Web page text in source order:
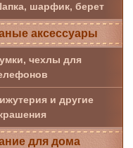
шарфик, берет
аксессуары
чехлы для
и другие
для дома